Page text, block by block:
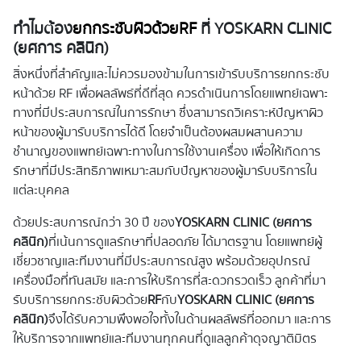
ทำไมต้องยกกระชับผิวด้วยRFที่ YOSKARN CLINIC
(ยศการ คลินิก)
สิ่งหนึ่งที่สำคัญและไม่ควรมองข้ามในการเข้ารับบริการยกกระชับ
หน้าด้วย RF เพื่อผลลัพธ์ที่ดีที่สุด ควรดำเนินการโดยแพทย์เฉพาะ
ทางที่มีประสบการณ์ในการรักษา ซึ่งสามารถวิเคราะห์ปัญหาผิว
หน้าของผู้มารับบริการได้ดี โดยจำเป็นต้องผสมผสานความ
ชำนาญของแพทย์เฉพาะทางในการใช้งานเครื่อง เพื่อให้เกิดการ
รักษาที่มีประสิทธิภาพเหมาะสมกับปัญหาของผู้มารับบริการใน
แต่ละบุคคล
ด้วยประสบการณ์กว่า 30 ปี ของYOSKARN CLINIC (ยศการ
คลินิก)ที่เน้นการดูแลรักษาที่ปลอดภัย ได้มาตรฐาน โดยแพทย์ผู้
เชี่ยวชาญและทีมงานที่มีประสบการณ์สูง พร้อมด้วยอุปกรณ์
เครื่องมือที่ทันสมัย และการให้บริการที่สะดวกรวดเร็ว ลูกค้าที่มา
รับบริการยกกระชับผิวด้วยRFกับYOSKARN CLINIC (ยศการ
คลินิก)จึงได้รับความพึงพอใจทั้งในด้านผลลัพธ์ที่ออกมา และการ
ให้บริการจากแพทย์และทีมงานทุกคนที่ดูแลลูกค้าดุจญาติมิตร